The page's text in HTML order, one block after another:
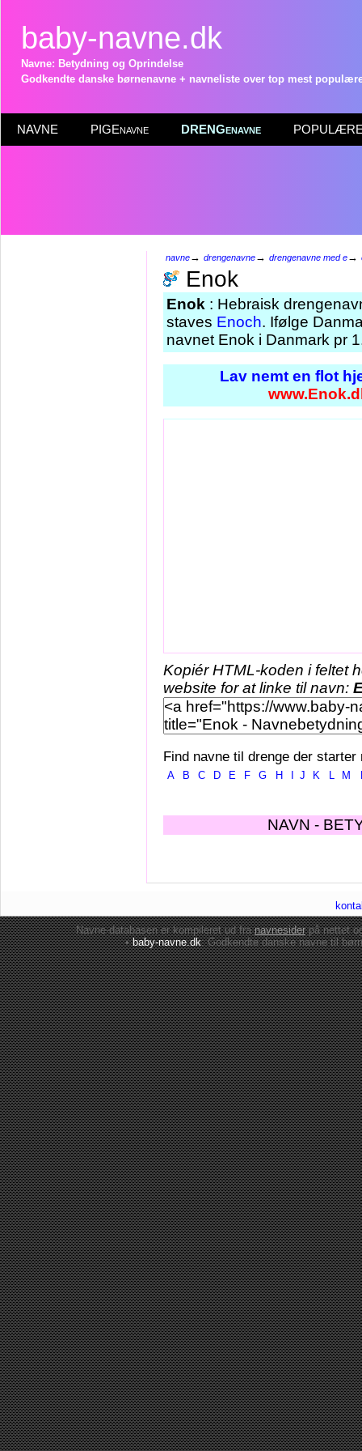
baby-navne.dk
Navne: Betydning og Oprindelse
Godkendte danske børnenavne + navneliste over top mest
NAVNE PIGEnavne DRENGenavne POPULÆRE
navne→ drengenavne→ drengenavne med e→
Enok
Enok : Hebraisk
staves Enoch. Ifølge
navnet Enok i Danmark pr
Lav nemt en flot
Kopiér HTML-koden i feltet
website for at linke til navn:
Find navne til drenge der starter
A B C D E F G H J K L M
NAVN -
Navne-databasen er kompileret ud franavnesiderpå nettet
•baby-navne.dk: Godkendte danskenavne til børn